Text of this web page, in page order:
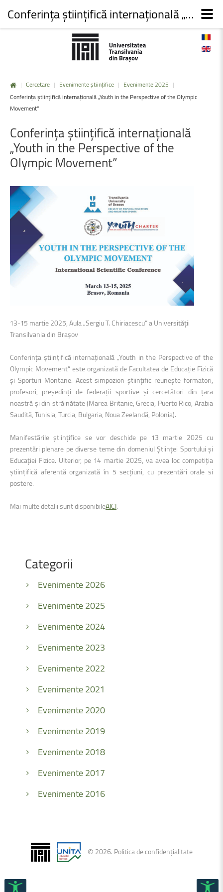
| Cercetare | Evenimente științifice | Evenimente 2025 |
Conferința științifică internațională „Youth in the Perspective of the Olympic
Movement”
Conferința științifică internațională
„Youth inthe Perspective ofthe
Olympic Movement”
13-15 martie 2025, Aula „Sergiu T. Chiriacescu” a Universității
Transilvania din Brașov
Conferința științifică internațională „Youth in the Perspective of the
Olympic Movement” este organizată de Facultatea de Educație Fizică
și Sporturi Montane. Acest simpozion științific reunește formatori,
profesori, președinți de federații sportive și cercetători din țara
noastră și din străinătate (Marea Britanie, Grecia, Puerto Rico, Arabia
Saudită, Tunisia, Turcia, Bulgaria, Noua Zeelandă, Polonia).
Manifestările științifice se vor deschide pe 13 martie 2025 cu
prezentări plenare pe diverse teme din domeniul Științei Sportului și
Educației Fizice. Ulterior, pe 14 martie 2025, va avea loc competiția
științifică aferentă organizată în 5 secțiuni, cu prezentări orale si
postere.
Mai multe detalii sunt disponibileAICI.
Categorii
Evenimente 2026
Evenimente 2025
Evenimente 2024
Evenimente 2023
Evenimente 2022
Evenimente 2021
Evenimente 2020
Evenimente 2019
Evenimente 2018
Evenimente 2017
Evenimente 2016
© 2026. Politica de confidențialitate
Conferința științifică internațională „Youth in the Perspective of the Olympic Movement”